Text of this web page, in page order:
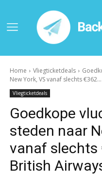
Home Vliegticketdeals
New York, VS vanaf slechts €362...
Vliegticketdeals
Goedkope
steden naar
vanaf slechts
British